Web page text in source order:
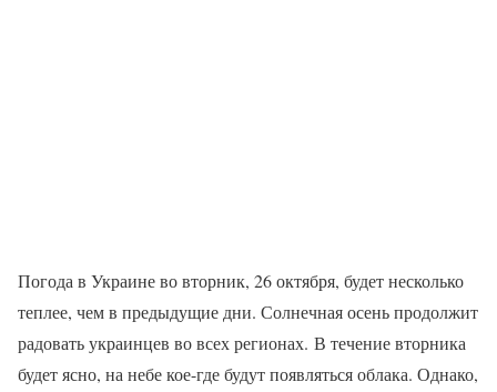
Погода в Украине во вторник, 26 октября, будет несколько
теплее, чем в предыдущие дни. Солнечная осень продолжит
радовать украинцев во всех регионах. В течение вторника
будет ясно, на небе кое-где будут появляться облака. Однако,